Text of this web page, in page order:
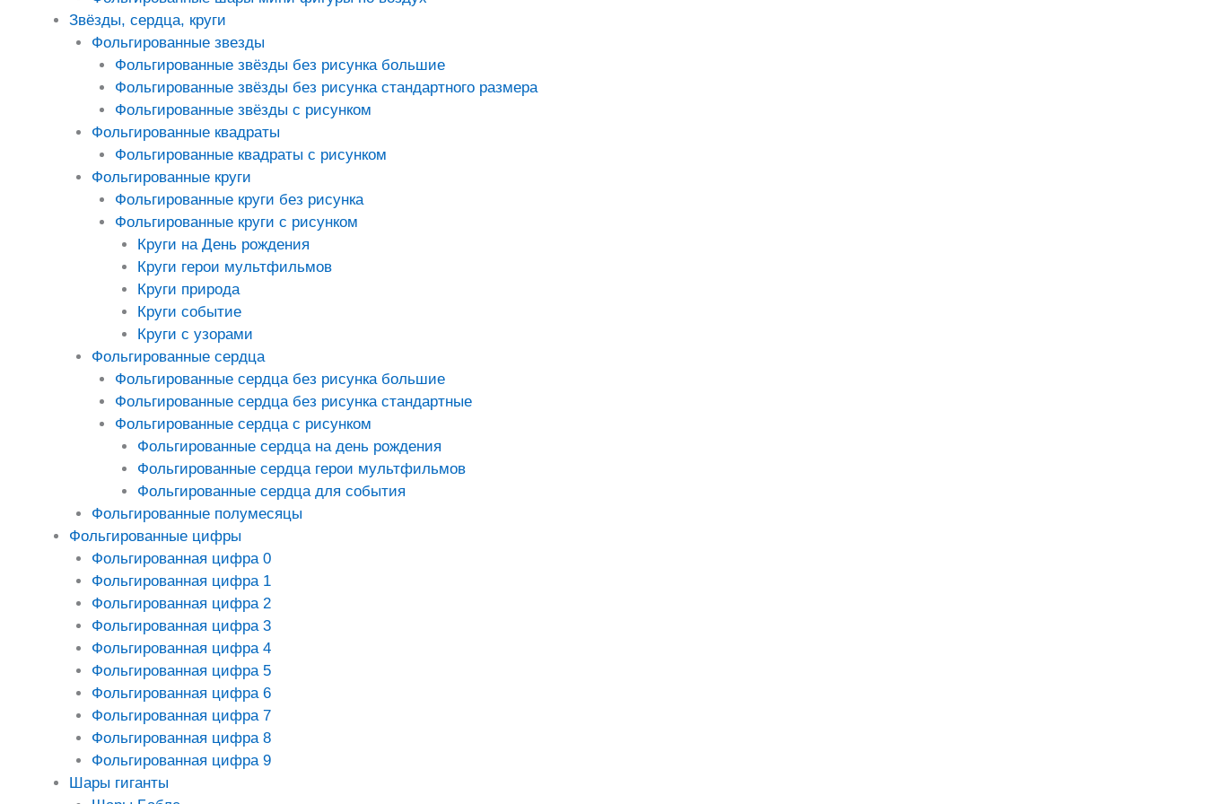
Звёзды, сердца, круги
Фольгированные звезды
Фольгированные звёзды без рисунка большие
Фольгированные звёзды без рисунка стандартного размера
Фольгированные звёзды с рисунком
Фольгированные квадраты
Фольгированные квадраты с рисунком
Фольгированные круги
Фольгированные круги без рисунка
Фольгированные круги с рисунком
Круги на День рождения
Круги герои мультфильмов
Круги природа
Круги событие
Круги с узорами
Фольгированные сердца
Фольгированные сердца без рисунка большие
Фольгированные сердца без рисунка стандартные
Фольгированные сердца с рисунком
Фольгированные сердца на день рождения
Фольгированные сердца герои мультфильмов
Фольгированные сердца для события
Фольгированные полумесяцы
Фольгированные цифры
Фольгированная цифра 0
Фольгированная цифра 1
Фольгированная цифра 2
Фольгированная цифра 3
Фольгированная цифра 4
Фольгированная цифра 5
Фольгированная цифра 6
Фольгированная цифра 7
Фольгированная цифра 8
Фольгированная цифра 9
Шары гиганты